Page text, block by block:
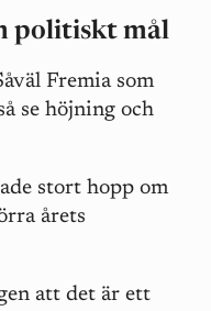
politiskt mål
Fremia som
se höjning och
stort hopp om
årets
att det är ett